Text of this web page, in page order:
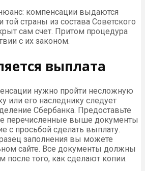
компенсации выдаются
той страны из состава Советского
сам счет. Притом процедура
с их законом.
выплата
нужно пройти несложную
или его наследнику следует
Сбербанка. Предоставьте
перечисленные выше документы
с просьбой сделать выплату.
заполнения вы можете
сайте. Все документы должны
после того, как сделают копии.